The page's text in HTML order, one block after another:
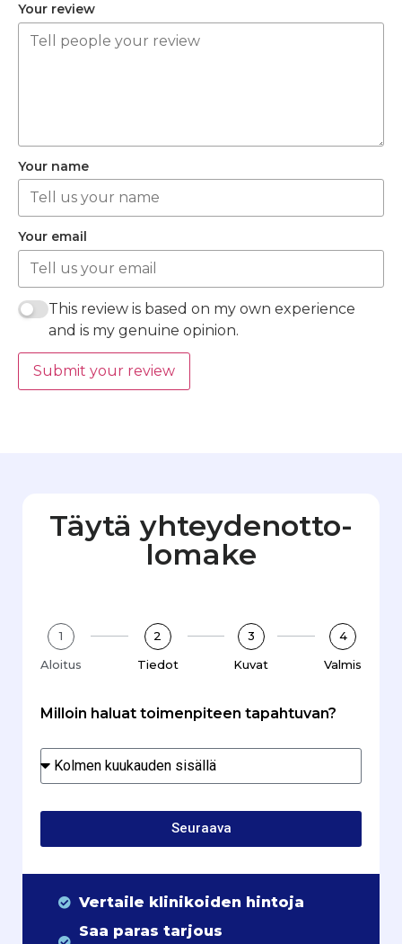
Your review
Your name
Your email
This review is based on my own experience
and is my genuine opinion.
Submit your review
Täytä yhteydenotto­
lomake
1
Aloitus
2
Tiedot
3
Kuvat
4
Valmis
Milloin haluat toimenpiteen tapahtuvan?
Seuraava
Vertaile klinikoiden hintoja
Saa paras tarjous